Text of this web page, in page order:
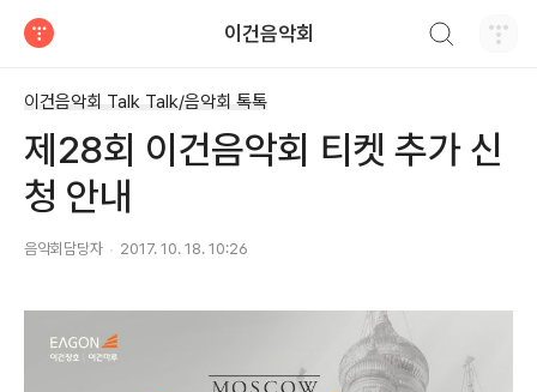
이건음악회
이건음악회 Talk Talk/음악회 톡톡
제28회 이건음악회 티켓 추가 신
청 안내
음악회담당자 2017. 10. 18. 10:26